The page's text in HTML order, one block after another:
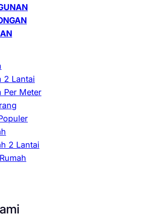
2 Lantai
Per Meter
2 Lantai